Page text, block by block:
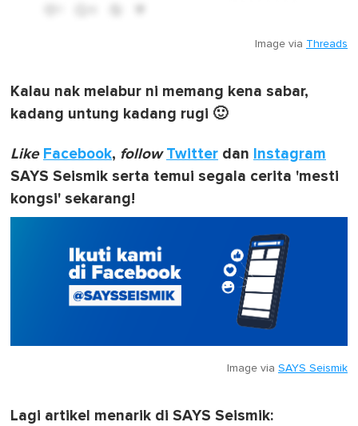
Image via Threads
Kalau nak melabur ni memang kena sabar,
kadang untung kadang rugi 🙂
Like Facebook, follow Twitter dan Instagram
SAYS Seismik serta temui segala cerita 'mesti
kongsi' sekarang!
Image via SAYS Seismik
Lagi artikel menarik di SAYS Seismik: